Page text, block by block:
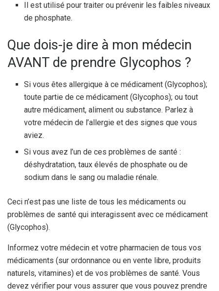
Il est utilisé pour traiter ou prévenir les faibles niveaux
de phosphate.
Que dois-je dire à mon médecin
AVANT de prendre Glycophos ?
Si vous êtes allergique à ce médicament (Glycophos);
toute partie de ce médicament (Glycophos); ou tout
autre médicament, aliment ou substance. Parlez à
votre médecin de l’allergie et des signes que vous
aviez.
Si vous avez l’un de ces problèmes de santé :
déshydratation, taux élevés de phosphate ou de
sodium dans le sang ou maladie rénale.
Ceci n’est pas une liste de tous les médicaments ou
problèmes de santé qui interagissent avec ce médicament
(Glycophos).
Informez votre médecin et votre pharmacien de tous vos
médicaments (sur ordonnance ou en vente libre, produits
naturels, vitamines) et de vos problèmes de santé. Vous
devez vérifier pour vous assurer que vous pouvez prendre